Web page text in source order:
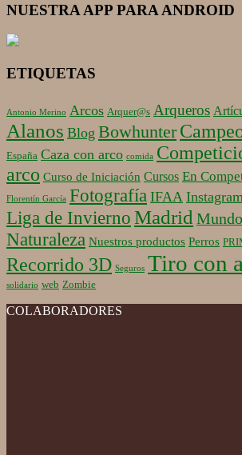
NUESTRA APP PARA ANDROID
ETIQUETAS
Antonio Merino Arcos Arquer@s Arqueros
Alanos Blog Bowhunter
España Caza con arco comida
arco Curso de Iniciación Cursos En
Florentín García Fotografía IFAA Instagram
Liga de Invierno Madrid
Naturaleza Nuestros productos Perros
Recorrido 3D Seguros Tiro con
solidario web Zombie
COLABORADORES